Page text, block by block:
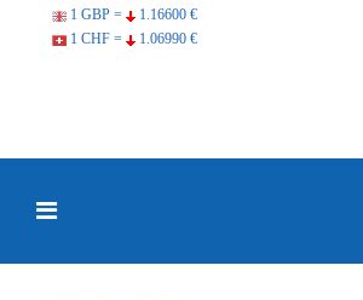
1 GBP =
1.16600 €
1 CHF =
1.06990 €